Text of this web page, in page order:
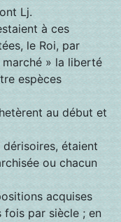
Lj.
à ces
le Roi, par
marché » la liberté
espèces
au début et
étaient
ou chacun
acquises
par siècle ; en